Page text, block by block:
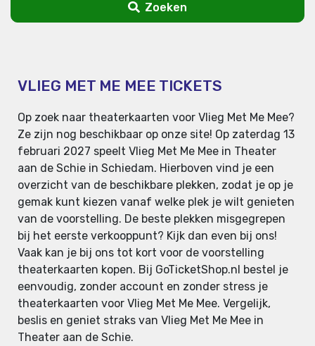
Zoeken
VLIEG MET ME MEE TICKETS
Op zoek naar theaterkaarten voor Vlieg Met Me Mee?
Ze zijn nog beschikbaar op onze site! Op zaterdag 13
februari 2027 speelt Vlieg Met Me Mee in Theater
aan de Schie in Schiedam. Hierboven vind je een
overzicht van de beschikbare plekken, zodat je op je
gemak kunt kiezen vanaf welke plek je wilt genieten
van de voorstelling. De beste plekken misgegrepen
bij het eerste verkooppunt? Kijk dan even bij ons!
Vaak kan je bij ons tot kort voor de voorstelling
theaterkaarten kopen. Bij GoTicketShop.nl bestel je
eenvoudig, zonder account en zonder stress je
theaterkaarten voor Vlieg Met Me Mee. Vergelijk,
beslis en geniet straks van Vlieg Met Me Mee in
Theater aan de Schie.